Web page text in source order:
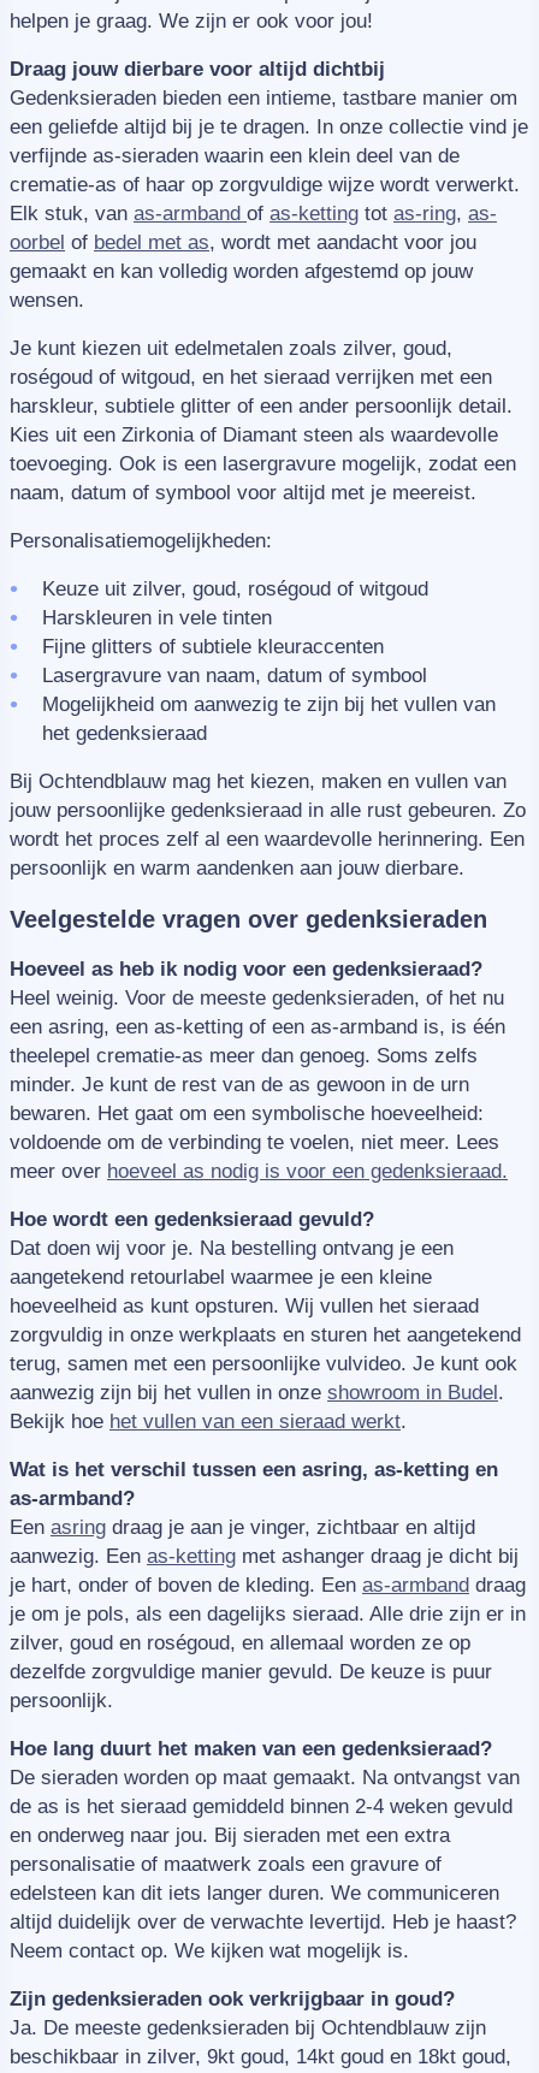
helpen je graag. We zijn er ook voor jou!
Draag jouw dierbare voor altijd dichtbij
Gedenksieraden bieden een intieme, tastbare manier om
een geliefde altijd bij je te dragen. In onze collectie vind je
verfijnde as-sieraden waarin een klein deel van de
crematie-as of haar op zorgvuldige wijze wordt verwerkt.
Elk stuk, van as-armband of as-ketting tot as-ring, as-
oorbel of bedel met as, wordt met aandacht voor jou
gemaakt en kan volledig worden afgestemd op jouw
wensen.
Je kunt kiezen uit edelmetalen zoals zilver, goud,
roségoud of witgoud, en het sieraad verrijken met een
harskleur, subtiele glitter of een ander persoonlijk detail.
Kies uit een Zirkonia of Diamant steen als waardevolle
toevoeging. Ook is een lasergravure mogelijk, zodat een
naam, datum of symbool voor altijd met je meereist.
Personalisatiemogelijkheden:
Keuze uit zilver, goud, roségoud of witgoud
Harskleuren in vele tinten
Fijne glitters of subtiele kleuraccenten
Lasergravure van naam, datum of symbool
Mogelijkheid om aanwezig te zijn bij het vullen van
het gedenksieraad
Bij Ochtendblauw mag het kiezen, maken en vullen van
jouw persoonlijke gedenksieraad in alle rust gebeuren. Zo
wordt het proces zelf al een waardevolle herinnering. Een
persoonlijk en warm aandenken aan jouw dierbare.
Veelgestelde vragen over gedenksieraden
Hoeveel as heb ik nodig voor een gedenksieraad?
Heel weinig. Voor de meeste gedenksieraden, of het nu
een asring, een as-ketting of een as-armband is, is één
theelepel crematie-as meer dan genoeg. Soms zelfs
minder. Je kunt de rest van de as gewoon in de urn
bewaren. Het gaat om een symbolische hoeveelheid:
voldoende om de verbinding te voelen, niet meer. Lees
meer over hoeveel as nodig is voor een gedenksieraad.
Hoe wordt een gedenksieraad gevuld?
Dat doen wij voor je. Na bestelling ontvang je een
aangetekend retourlabel waarmee je een kleine
hoeveelheid as kunt opsturen. Wij vullen het sieraad
zorgvuldig in onze werkplaats en sturen het aangetekend
terug, samen met een persoonlijke vulvideo. Je kunt ook
aanwezig zijn bij het vullen in onze showroom in Budel.
Bekijk hoe het vullen van een sieraad werkt.
Wat is het verschil tussen een asring, as-ketting en
as-armband?
Een asring draag je aan je vinger, zichtbaar en altijd
aanwezig. Een as-ketting met ashanger draag je dicht bij
je hart, onder of boven de kleding. Een as-armband draag
je om je pols, als een dagelijks sieraad. Alle drie zijn er in
zilver, goud en roségoud, en allemaal worden ze op
dezelfde zorgvuldige manier gevuld. De keuze is puur
persoonlijk.
Hoe lang duurt het maken van een gedenksieraad?
De sieraden worden op maat gemaakt. Na ontvangst van
de as is het sieraad gemiddeld binnen 2-4 weken gevuld
en onderweg naar jou. Bij sieraden met een extra
personalisatie of maatwerk zoals een gravure of
edelsteen kan dit iets langer duren. We communiceren
altijd duidelijk over de verwachte levertijd. Heb je haast?
Neem contact op. We kijken wat mogelijk is.
Zijn gedenksieraden ook verkrijgbaar in goud?
Ja. De meeste gedenksieraden bij Ochtendblauw zijn
beschikbaar in zilver, 9kt goud, 14kt goud en 18kt goud,